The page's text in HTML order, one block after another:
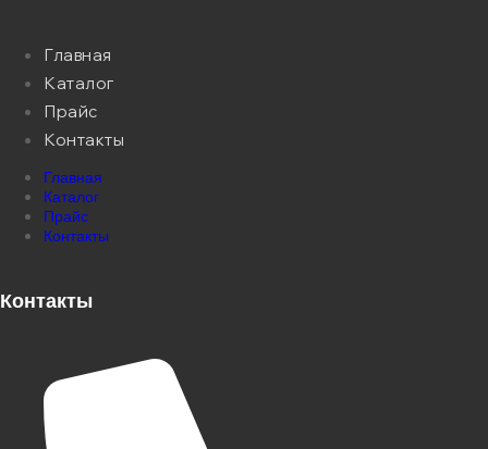
Главная
Каталог
Прайс
Контакты
Главная
Каталог
Прайс
Контакты
Контакты